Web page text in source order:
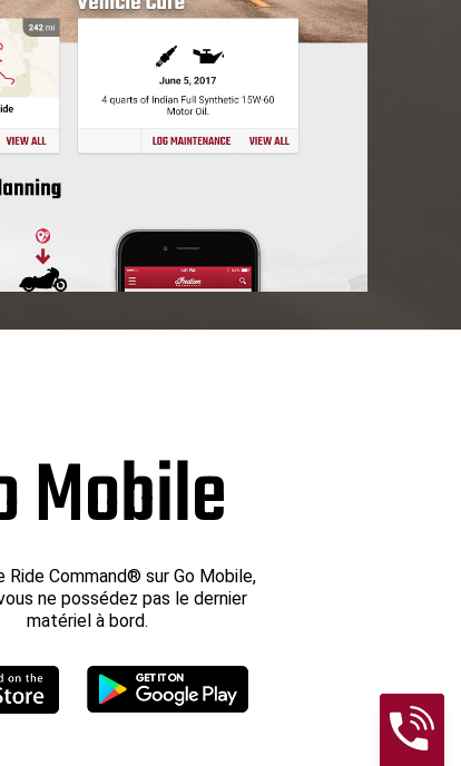
Mobile
Ride Command® sur Go Mobile,
ne possédez pas le dernier
matériel à bord.